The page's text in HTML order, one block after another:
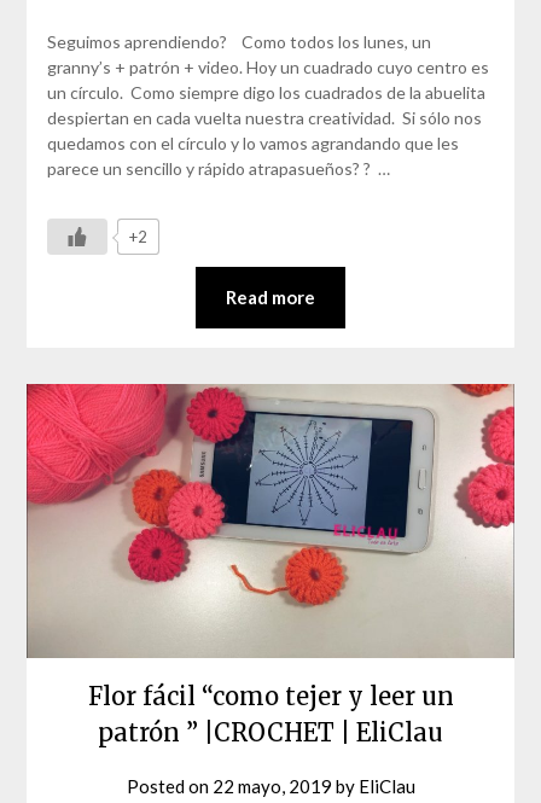
Seguimos aprendiendo? Como todos los lunes, un
granny’s + patrón + video. Hoy un cuadrado cuyo centro es
un círculo. Como siempre digo los cuadrados de la abuelita
despiertan en cada vuelta nuestra creatividad. Si sólo nos
quedamos con el círculo y lo vamos agrandando que les
parece un sencillo y rápido atrapasueños? ? …
+2
Read more
Flor fácil “como tejer y leer un
patrón ” |CROCHET | EliClau
Posted on 22 mayo, 2019 by EliClau